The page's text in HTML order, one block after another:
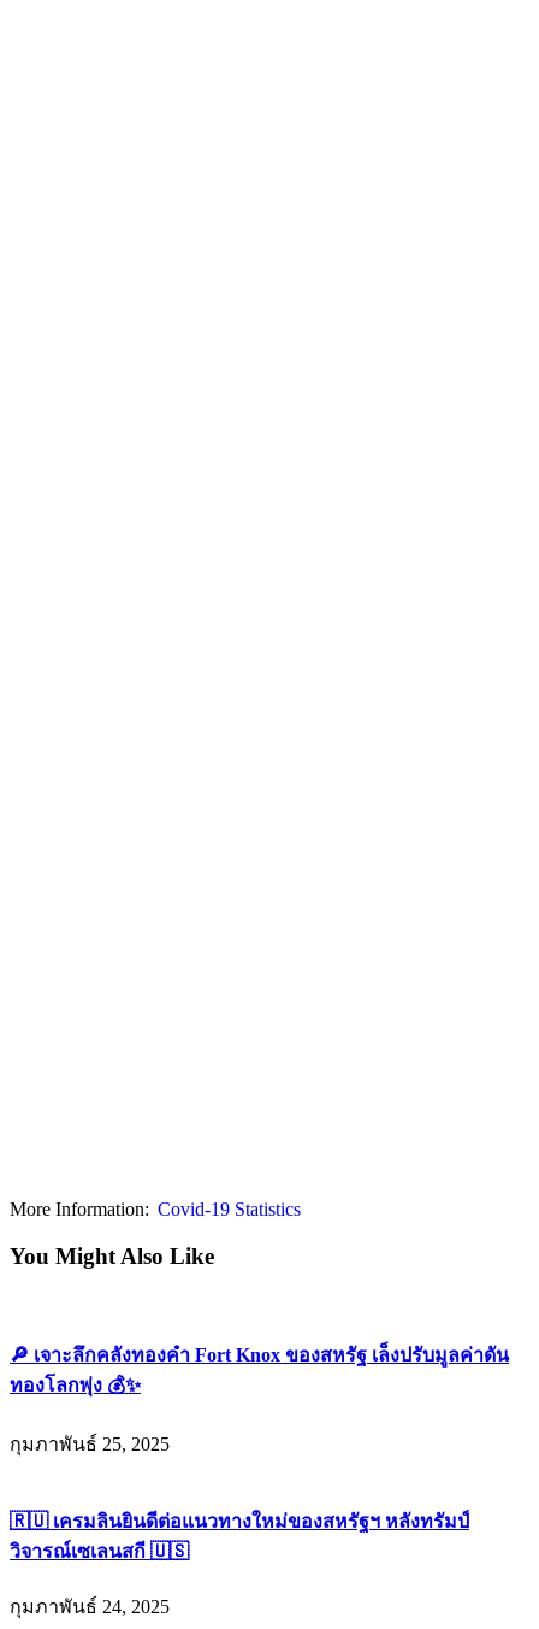
More Information: Covid-19 Statistics
You Might Also Like
🔎 เจาะลึกคลังทองคำ Fort Knox ของสหรัฐ เล็งปรับมูลค่าดัน
ทองโลกพุ่ง 💰✨
กุมภาพันธ์ 25, 2025
🇷🇺 เครมลินยินดีต่อแนวทางใหม่ของสหรัฐฯ หลังทรัมป์
วิจารณ์เซเลนสกี 🇺🇸
กุมภาพันธ์ 24, 2025